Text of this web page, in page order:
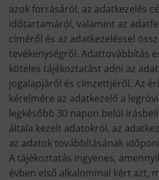
azok forrásáról, az adatkezelés
időtartamáról, valamint az
címéről és az adatkezeléssel
tevékenységről. Adattovábbítás
köteles tájékoztatást adni az
jogalapjáról és címzettjéről. Az
kérelmére az adatkezelő a
legkésőbb 30 napon belül
általa kezelt adatokról, az
az adatok továbbításának
A tájékoztatás ingyenes,
évben első alkalommal kért azt,